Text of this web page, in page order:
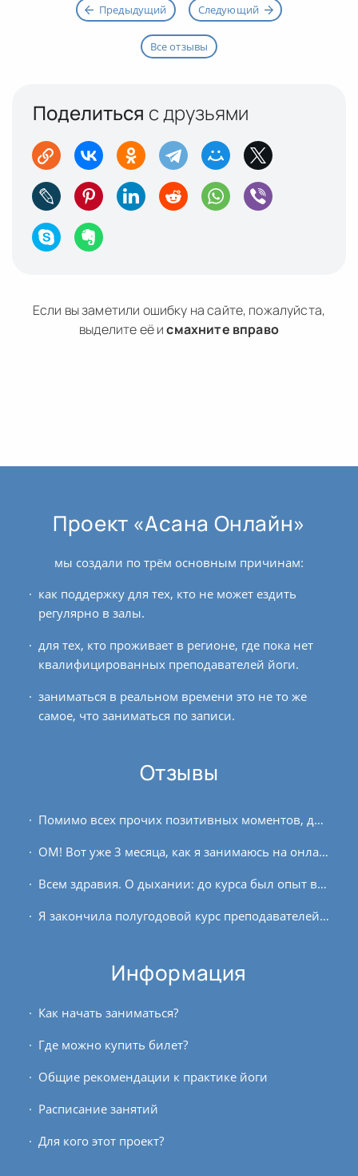
Предыдущий Следующий
Все отзывы
Поделиться с друзьями
Если вы заметили ошибку на сайте, пожалуйста,
выделите её исмахните вправо
Проект «Асана Онлайн»
мы создали по трём основным причинам:
как поддержку для тех, кто не может ездить
регулярно в залы.
для тех, кто проживает в регионе, где пока нет
квалифицированных преподавателей йоги.
заниматься в реальном времени это не то же
самое, что заниматься по записи.
Отзывы
Помимо всех прочих позитивных моментов, данная практика воспитывает силу воли. Поскольку это качество присуще Всевышнему Источнику, то и в человеке оно проявляется как волевые...
ОМ! Вот уже 3 месяца, как я занимаюсь на онлайн-курсах «Йога для беременных» и каждый раз, каждый день благодарю за такие занятия! Эти занятия позволяют не только оставаться телу...
Всем здравия. О дыхании: до курса был опыт в апанасати. На курсе амплитуду не прирастил. Но и цели такой не было. Зато ушло желание чёткого контроля соотношения вдоха и выдоха...
Я закончила полугодовой курс преподавателей йоги в мае 2019 года, была при этом в ожидании малыша и обещала написать и направить вам отзыв о том, как в состоянии беременности...
Информация
Как начать заниматься?
Где можно купить билет?
Общие рекомендации к практике йоги
Расписание занятий
Для кого этот проект?